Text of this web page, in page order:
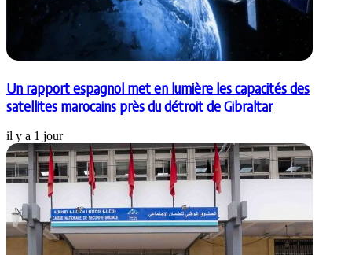
Un rapport espagnol met en lumière les capacités des
satellites marocains près du détroit de Gibraltar
il y a 1 jour